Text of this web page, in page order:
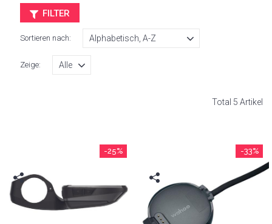
FILTER
Sortieren nach:
Zeige:
Total 5 Artikel
-25% -33%